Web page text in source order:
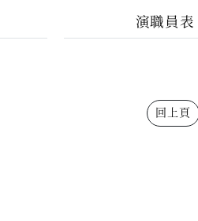
演職員表
回上頁